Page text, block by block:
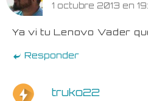
1 octubre 2013 en
Ya vi tu Lenovo Vader
Responder
truko22